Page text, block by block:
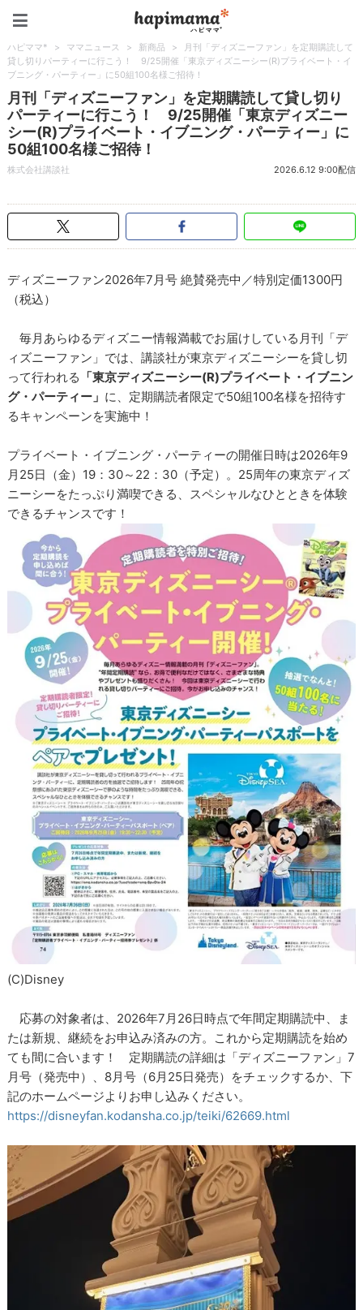
ハピママ* > ママニュース > 新商品 >
月刊「ディズニーファン」を定期購読して
貸し切りパーティーに行こう！ 9/25開催「東京ディズニーシー(R)プライベート・イ
ブニング・パーティー」に50組100名様ご招待！
月刊「ディズニーファン」を定期購読して貸し切り
パーティーに行こう！ 9/25開催「東京ディズニー
シー(R)プライベート・イブニング・パーティー」に
50組100名様ご招待！
株式会社講談社 2026.6.12 9:00配信
ディズニーファン2026年7月号 絶賛発売中／特別定価1300円
（税込）
毎月あらゆるディズニー情報満載でお届けしている月刊「デ
ィズニーファン」では、講談社が東京ディズニーシーを貸し切
って行われる 「東京ディズニーシー(R)プライベート・イブニン
グ・パーティー」 に、定期購読者限定で50組100名様を招待す
るキャンペーンを実施中！
プライベート・イブニング・パーティーの開催日時は2026年9
月25日（金）19：30～22：30（予定）。25周年の東京ディズ
ニーシーをたっぷり満喫できる、スペシャルなひとときを体験
できるチャンスです！
(C)Disney
応募の対象者は、2026年7月26日時点で年間定期購読中、ま
たは新規、継続をお申込み済みの方。これから定期購読を始め
ても間に合います！ 定期購読の詳細は「ディズニーファン」7
月号（発売中）、8月号（6月25日発売）をチェックするか、下
記のホームページよりお申し込みください。
https://disneyfan.kodansha.co.jp/teiki/62669.html